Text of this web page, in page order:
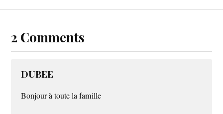
2 Comments
DUBEE
Bonjour à toute la famille